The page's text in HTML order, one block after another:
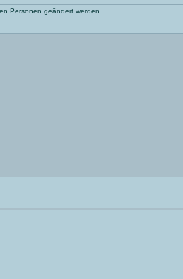
Personen geändert werden.